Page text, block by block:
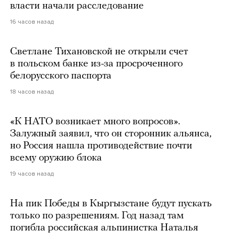
власти начали расследование
16 часов назад
Светлане Тихановской не открыли счет
в польском банке из-за просроченного
белорусского паспорта
18 часов назад
«К НАТО возникает много вопросов».
Залужный заявил, что он сторонник альянса,
но Россия нашла противодействие почти
всему оружию блока
19 часов назад
На пик Победы в Кыргызстане будут пускать
только по разрешениям. Год назад там
погибла российская альпинистка Наталья